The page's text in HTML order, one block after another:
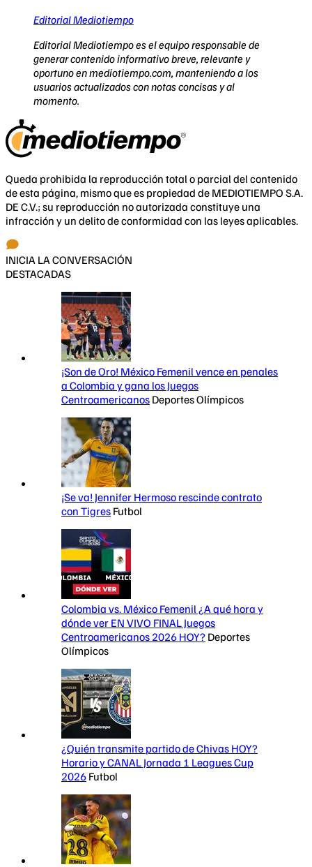
Editorial Mediotiempo
Editorial Mediotiempo es el equipo responsable de
generar contenido informativo breve, relevante y
oportuno en mediotiempo.com, manteniendo a los
usuarios actualizados con notas concisas y al
momento.
Queda prohibida la reproducción total o parcial del contenido
de esta página, mismo que es propiedad de MEDIOTIEMPO S.A.
DE C.V.; su reproducción no autorizada constituye una
infracción y un delito de conformidad con las leyes aplicables.
INICIA LA CONVERSACIÓN
DESTACADAS
¡Son de Oro! México Femenil vence en penales
a Colombia y gana los Juegos
Centroamericanos Deportes Olímpicos
¡Se va! Jennifer Hermoso rescinde contrato
con Tigres Futbol
Colombia vs. México Femenil ¿A qué hora y
dónde ver EN VIVO FINAL Juegos
Centroamericanos 2026 HOY? Deportes
Olímpicos
¿Quién transmite partido de Chivas HOY?
Horario y CANAL Jornada 1 Leagues Cup
2026 Futbol